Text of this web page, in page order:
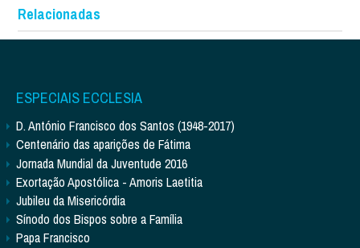
Relacionadas
ESPECIAIS ECCLESIA
D. António Francisco dos Santos (1948-2017)
Centenário das aparições de Fátima
Jornada Mundial da Juventude 2016
Exortação Apostólica - Amoris Laetitia
Jubileu da Misericórdia
Sínodo dos Bispos sobre a Família
Papa Francisco